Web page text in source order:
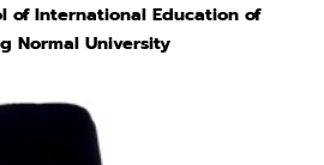
of International Education of
Normal University